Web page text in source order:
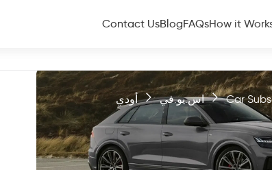
How it
FAQs
Blog
Contact Us
Car اس.يو.في أودي